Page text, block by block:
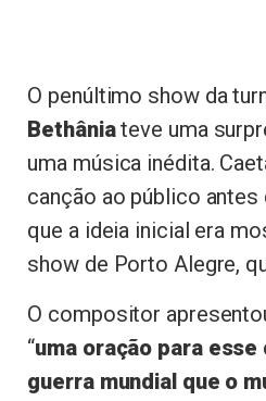
O penúltimo show da
Bethâniateve uma
uma música inédita.
canção ao público
que a ideia inicial era
show de Porto Alegre,
O compositor
“uma oração para
guerra mundial que o